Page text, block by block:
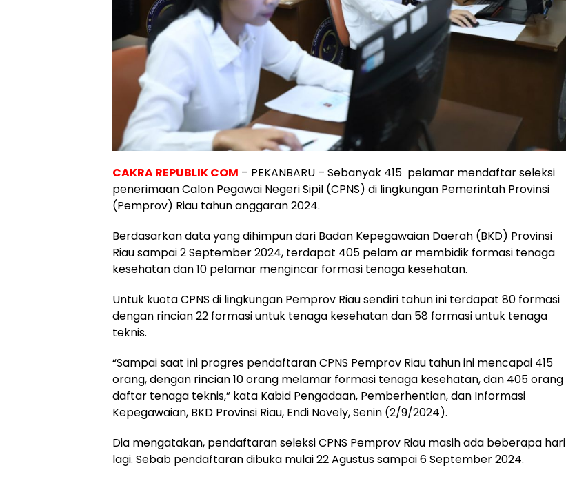
CAKRA REPUBLIK COM – PEKANBARU – Sebanyak 415 pelamar mendaftar seleksi
penerimaan Calon Pegawai Negeri Sipil (CPNS) di lingkungan Pemerintah Provinsi
(Pemprov) Riau tahun anggaran 2024.
Berdasarkan data yang dihimpun dari Badan Kepegawaian Daerah (BKD) Provinsi
Riau sampai 2 September 2024, terdapat 405 pelam ar membidik formasi tenaga
kesehatan dan 10 pelamar mengincar formasi tenaga kesehatan.
Untuk kuota CPNS di lingkungan Pemprov Riau sendiri tahun ini terdapat 80 formasi
dengan rincian 22 formasi untuk tenaga kesehatan dan 58 formasi untuk tenaga
teknis.
“Sampai saat ini progres pendaftaran CPNS Pemprov Riau tahun ini mencapai 415
orang, dengan rincian 10 orang melamar formasi tenaga kesehatan, dan 405 orang
daftar tenaga teknis,” kata Kabid Pengadaan, Pemberhentian, dan Informasi
Kepegawaian, BKD Provinsi Riau, Endi Novely, Senin (2/9/2024).
Dia mengatakan, pendaftaran seleksi CPNS Pemprov Riau masih ada beberapa hari
lagi. Sebab pendaftaran dibuka mulai 22 Agustus sampai 6 September 2024.